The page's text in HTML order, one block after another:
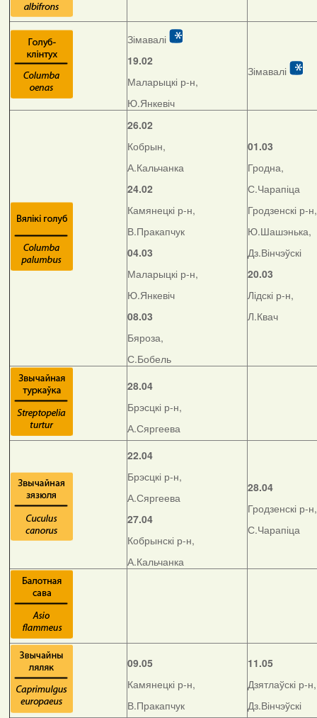
Зімавалі
19.02
Маларыцкі р-н,
Ю.Янкевіч
Зімавалі
26.02
Кобрын,
А.Кальчанка
24.02
Камянецкі р-н,
В.Пракапчук
04.03
Маларыцкі р-н,
Ю.Янкевіч
08.03
Бяроза,
С.Бобель
01.03
Гродна,
С.Чарапіца
Гродзенскі р-н,
Ю.Шашэнька,
Дз.Вінчэўскі
20.03
Лідскі р-н,
Л.Квач
28.04
Брэсцкі р-н,
А.Сяргеева
22.04
Брэсцкі р-н,
А.Сяргеева
27.04
Кобрынскі р-н,
А.Кальчанка
28.04
Гродзенскі р-н,
С.Чарапіца
09.05
Камянецкі р-н,
В.Пракапчук
11.05
Дзятлаўскі р-н,
Дз.Вінчэўскі